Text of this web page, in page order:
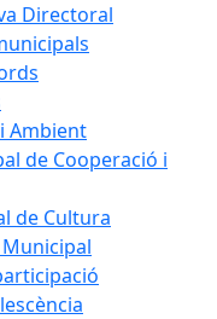
Directoral
Ambient
de Cooperació i
de Cultura